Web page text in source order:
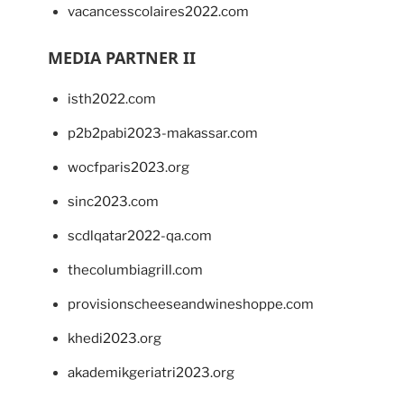
vacancesscolaires2022.com
MEDIA PARTNER II
isth2022.com
p2b2pabi2023-makassar.com
wocfparis2023.org
sinc2023.com
scdlqatar2022-qa.com
thecolumbiagrill.com
provisionscheeseandwineshoppe.com
khedi2023.org
akademikgeriatri2023.org